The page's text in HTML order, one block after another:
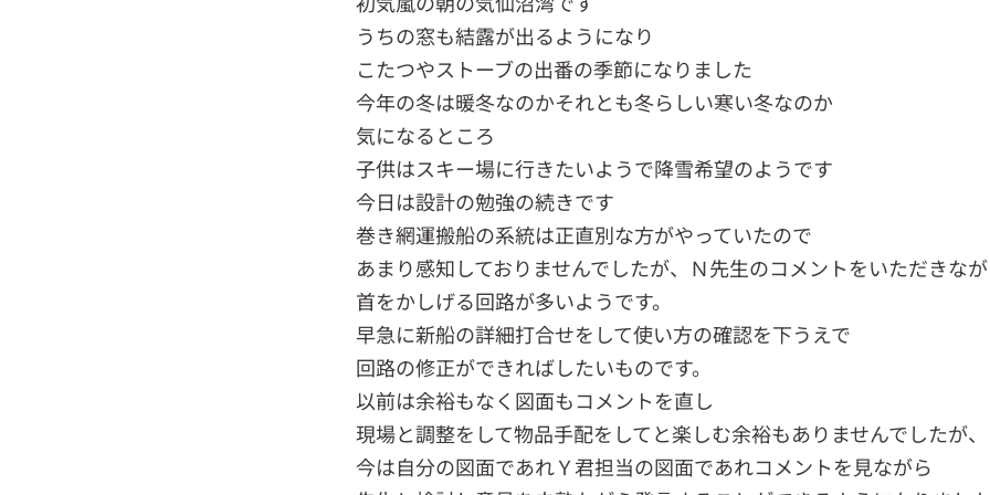
うちの窓も結露が出るようになり
こたつやストーブの出番の季節になりました
今年の冬は暖冬なのかそれとも冬らしい寒い冬なのか
気になるところ
子供はスキー場に行きたいようで降雪希望のようです
今日は設計の勉強の続きです
巻き網運搬船の系統は正直別な方がやっていたので
あまり感知しておりませんでしたが、Ｎ先生のコメントをいただきな
首をかしげる回路が多いようです。
早急に新船の詳細打合せをして使い方の確認を下うえで
回路の修正ができればしたいものです。
以前は余裕もなく図面もコメントを直し
現場と調整をして物品手配をしてと楽しむ余裕もありませんでしたが、
今は自分の図面であれＹ君担当の図面であれコメントを見ながら